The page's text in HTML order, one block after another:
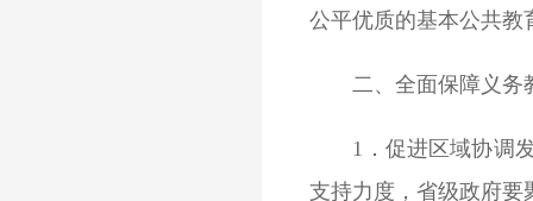
公平优质的基本公共教
二、全面保障义务
1．促进区域协调发
支持力度，省级政府要